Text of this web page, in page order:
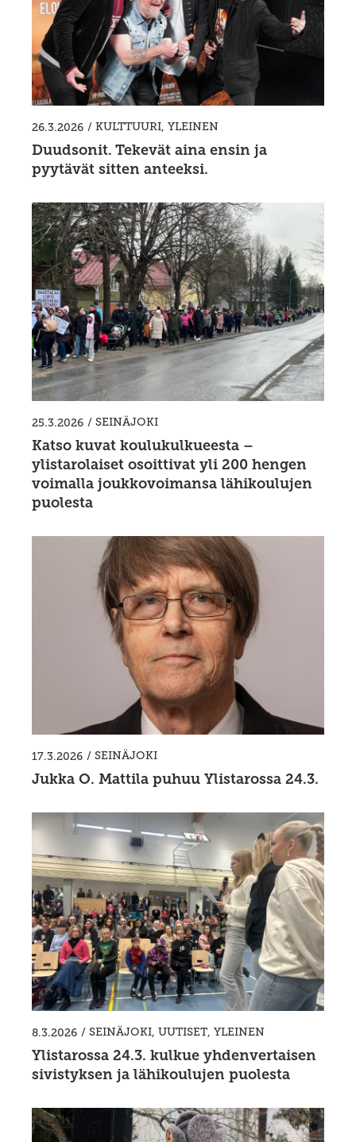
26.3.2026 / KULTTUURI, YLEINEN
Duudsonit. Tekevät aina ensin ja
pyytävät sitten anteeksi.
25.3.2026 / SEINÄJOKI
Katso kuvat koulukulkueesta –
ylistarolaiset osoittivat yli 200 hengen
voimalla joukkovoimansa lähikoulujen
puolesta
17.3.2026 / SEINÄJOKI
Jukka O. Mattila puhuu Ylistarossa 24.3.
8.3.2026 / SEINÄJOKI, UUTISET, YLEINEN
Ylistarossa 24.3. kulkue yhdenvertaisen
sivistyksen ja lähikoulujen puolesta